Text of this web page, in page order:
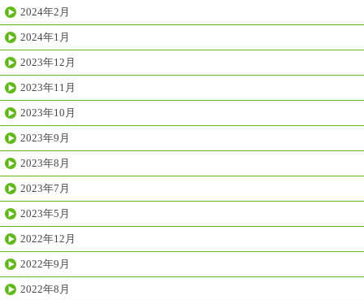
2024年2月
2024年1月
2023年12月
2023年11月
2023年10月
2023年9月
2023年8月
2023年7月
2023年5月
2022年12月
2022年9月
2022年8月